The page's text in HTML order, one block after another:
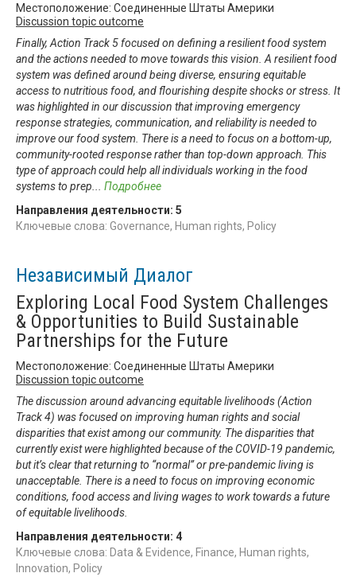
Местоположение: Соединенные Штаты Америки
Discussion topic outcome
Finally, Action Track 5 focused on defining a resilient food system
and the actions needed to move towards this vision. A resilient food
system was defined around being diverse, ensuring equitable
access to nutritious food, and flourishing despite shocks or stress. It
was highlighted in our discussion that improving emergency
response strategies, communication, and reliability is needed to
improve our food system. There is a need to focus on a bottom-up,
community-rooted response rather than top-down approach. This
type of approach could help all individuals working in the food
systems to prep
Подробнее
Направления деятельности: 5
Ключевые слова: Governance, Human rights, Policy
Независимый Диалог
Exploring Local Food System Challenges
& Opportunities to Build Sustainable
Partnerships for the Future
Местоположение: Соединенные Штаты Америки
Discussion topic outcome
The discussion around advancing equitable livelihoods (Action
Track 4) was focused on improving human rights and social
disparities that exist among our community. The disparities that
currently exist were highlighted because of the COVID-19 pandemic,
but it’s clear that returning to “normal” or pre-pandemic living is
unacceptable. There is a need to focus on improving economic
conditions, food access and living wages to work towards a future
of equitable livelihoods.
Направления деятельности: 4
Ключевые слова: Data & Evidence, Finance, Human rights,
Innovation, Policy